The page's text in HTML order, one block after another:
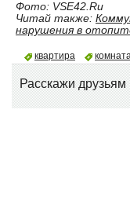
Фото: VSE42.Ru
Читай также:
нарушения в
квартира
Расскажи друзьям